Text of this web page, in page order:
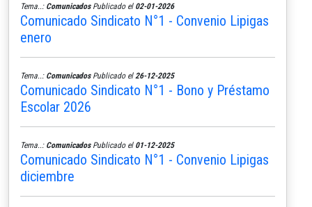
Tema..: ComunicadosPublicado el 02-01-2026
Comunicado Sindicato N°1 - Convenio Lipigas
enero
Tema..: ComunicadosPublicado el 26-12-2025
Comunicado Sindicato N°1 - Bono y Préstamo
Escolar 2026
Tema..: ComunicadosPublicado el 01-12-2025
Comunicado Sindicato N°1 - Convenio Lipigas
diciembre